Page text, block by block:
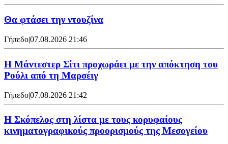
Θα φτάσει την ντουζίνα
Γήπεδο|07.08.2026 21:46
Η Μάντεστερ Σίτι προχωράει με την απόκτηση του
Ρούλι από τη Μαρσέιγ
Γήπεδο|07.08.2026 21:42
Η Σκόπελος στη λίστα με τους κορυφαίους
κινηματογραφικούς προορισμούς της Μεσογείου